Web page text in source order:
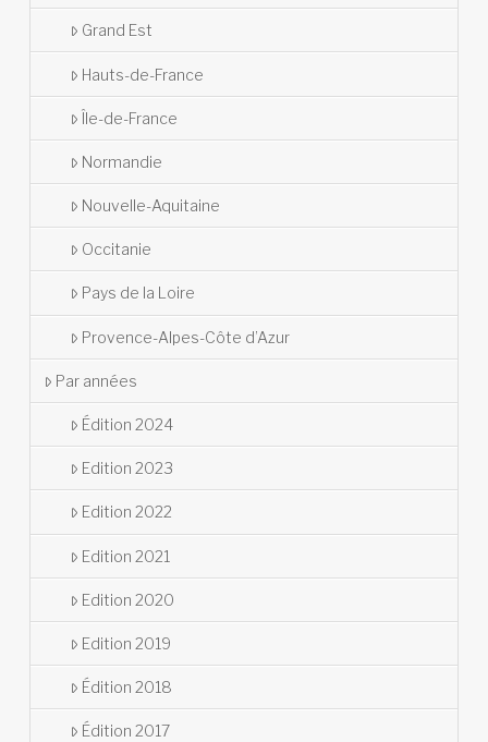
Grand Est
Hauts-de-France
Île-de-France
Normandie
Nouvelle-Aquitaine
Occitanie
Pays de la Loire
Provence-Alpes-Côte d’Azur
Par années
Édition 2024
Edition 2023
Edition 2022
Edition 2021
Edition 2020
Edition 2019
Édition 2018
Édition 2017